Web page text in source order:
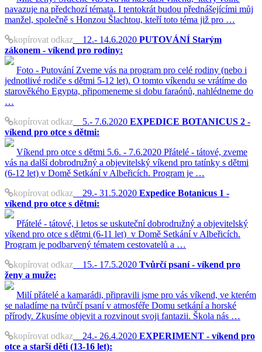
navazuje na předchozí témata. I tentokrát budou přednášejícími můj
manžel, společně s Honzou Šlachtou, kteří toto téma již pro …
kopírovat odkaz 12.- 14.6.2020 PUTOVÁNÍ Starým
zákonem - víkend pro rodiny:
Foto - Putování Zveme vás na program pro celé rodiny (nebo i
jednotlivé rodiče s dětmi 5-12 let). O tomto víkendu se vrátíme do
starověkého Egypta, připomeneme si dobu faraónů, nahlédneme do
…
kopírovat odkaz 5.- 7.6.2020 EXPEDICE BOTANICUS 2 -
víkend pro otce s dětmi:
Víkend pro otce s dětmi 5.6. - 7.6.2020 Přátelé - tátové, zveme
vás na další dobrodružný a objevitelský víkend pro tatínky s dětmi
(6-12 let) v Domě Setkání v Albeřicích. Program je …
kopírovat odkaz 29.- 31.5.2020 Expedice Botanicus 1 -
víkend pro otce s dětmi:
Přátelé - tátové, i letos se uskuteční dobrodružný a objevitelský
víkend pro otce s dětmi (6-11 let) v Domě Setkání v Albeřicích.
Program je podbarvený tématem cestovatelů a …
kopírovat odkaz 15.- 17.5.2020 Tvůrčí psaní - víkend pro
ženy a muže:
Milí přátelé a kamarádi, připravili jsme pro vás víkend, ve kterém
se naladíme na tvůrčí psaní v atmosféře Domu setkání a horské
přírody. Zkusíme objevit a rozvinout svoji fantazii. Škola nás …
kopírovat odkaz 24.- 26.4.2020 EXPERIMENT - víkend pro
otce a starší děti (13-16 let):